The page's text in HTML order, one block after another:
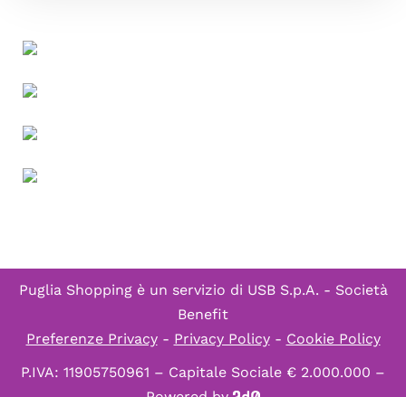
Puglia Shopping è un servizio di USB S.p.A. - Società
Benefit
Preferenze Privacy- Privacy Policy- Cookie Policy
P.IVA: 11905750961 – Capitale Sociale € 2.000.000 –